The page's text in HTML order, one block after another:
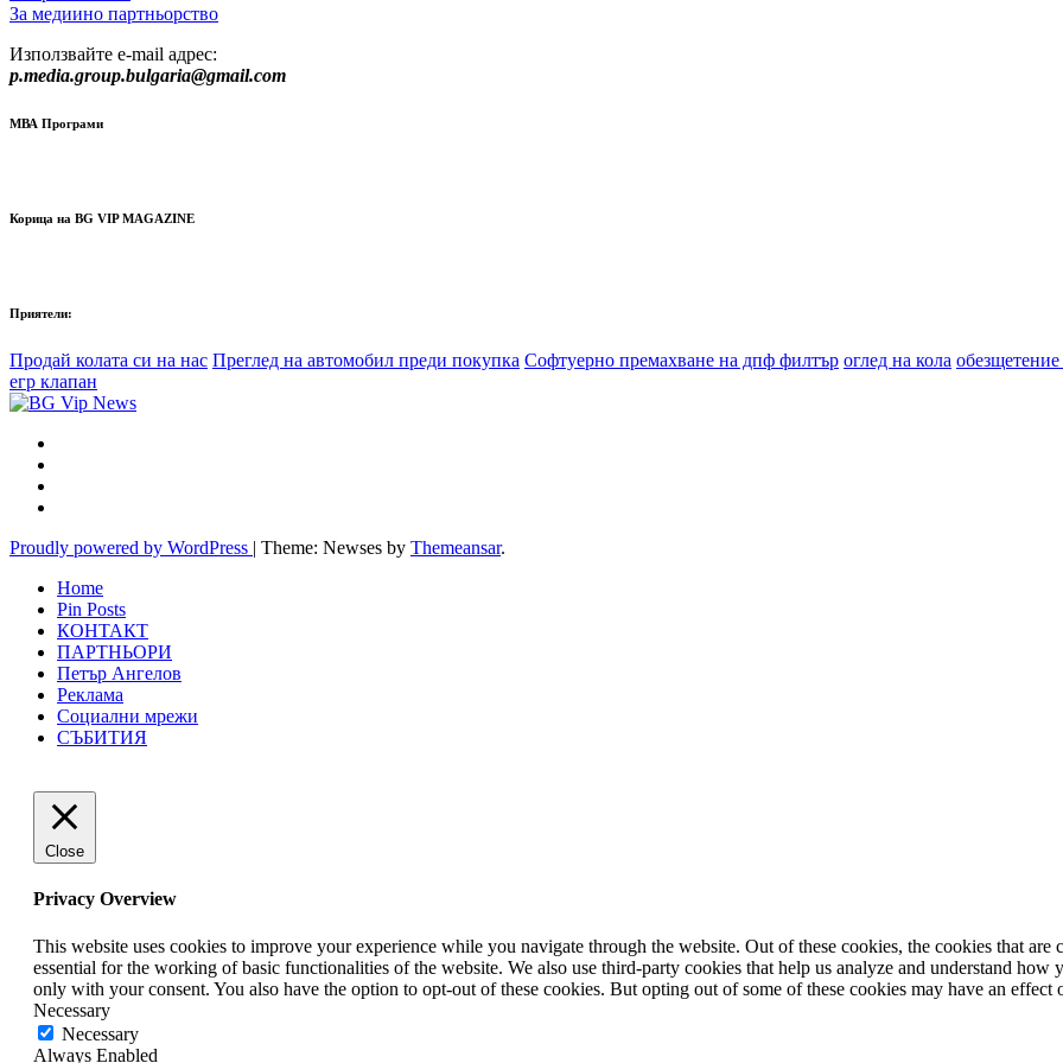
За медиино партньорство
Използвайте e-mail адрес:
p.media.group.bulgaria@gmail.com
МВА Програми
Корица на BG VIP MAGAZINE
Приятели:
Продай колата си на нас Преглед на автомобил преди покупка Софтуерно премахване на дпф филтър оглед на кола
егр клапан
Proudly powered by WordPress | Theme: Newses by Themeansar.
Home
Pin Posts
КОНТАКТ
ПАРТНЬОРИ
Петър Ангелов
Реклама
Социални мрежи
СЪБИТИЯ
Close
Privacy Overview
This website uses cookies to improve your experience while you navigate through the website. Out of these cookies, the cookies that are
essential for the working of basic functionalities of the website. We also use third-party cookies that help us analyze and understand
only with your consent. You also have the option to opt-out of these cookies. But opting out of some of these cookies may have an effect
Necessary
Necessary
Always Enabled